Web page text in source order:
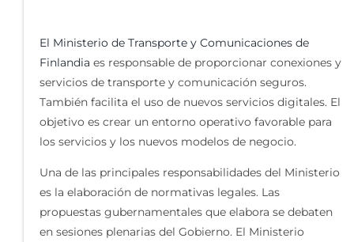
El Ministerio de Transporte y Comunicaciones de
Finlandia es responsable de proporcionar conexiones y
servicios de transporte y comunicación seguros.
También facilita el uso de nuevos servicios digitales. El
objetivo es crear un entorno operativo favorable para
los servicios y los nuevos modelos de negocio.
Una de las principales responsabilidades del Ministerio
es la elaboración de normativas legales. Las
propuestas gubernamentales que elabora se debaten
en sesiones plenarias del Gobierno. El Ministerio